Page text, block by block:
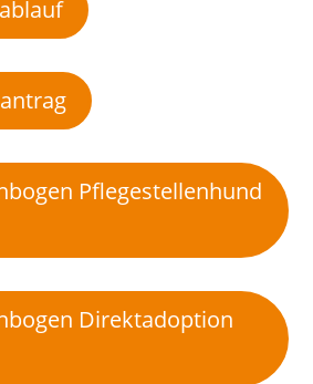
Pflegestellenhund
Direktadoption